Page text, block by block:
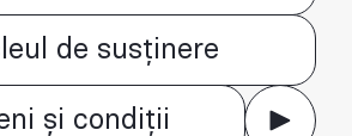
de susținere
și condiții